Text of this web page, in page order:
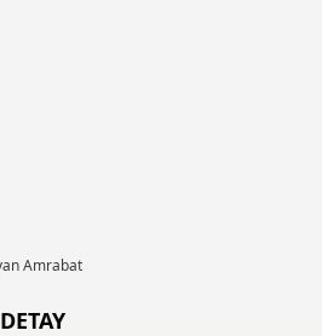
Amrabat